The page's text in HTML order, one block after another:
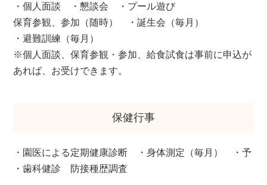
・個人面談
・懇談会
・プール遊び
保育参観、参加（随時）
・誕生会（毎月）
・避難訓練（毎月）
※個人面談、保育参観・参加、給食試食は事前に申込が
あれば、お受けできます。
保健行事
・園医による定期健康診断
・身体測定（毎月）
・歯科健診
・予
防接種歴調査